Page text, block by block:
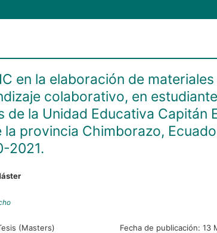
en la elaboración de
colaborativo, en
de la Unidad Educativa Capitán
la provincia Chimborazo,
2021.
(Masters) Fecha de publicación: 13